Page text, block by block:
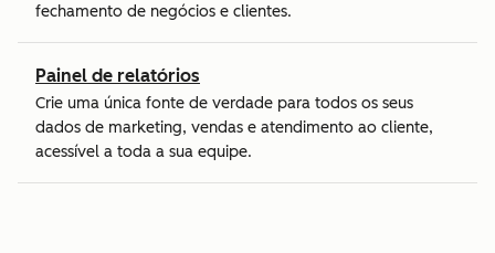
fechamento de negócios e clientes.
Painel de relatórios
Crie uma única fonte de verdade para todos os seus
dados de marketing, vendas e atendimento ao cliente,
acessível a toda a sua equipe.